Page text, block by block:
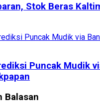
Stok Beras
Puncak Mudik
Balasan